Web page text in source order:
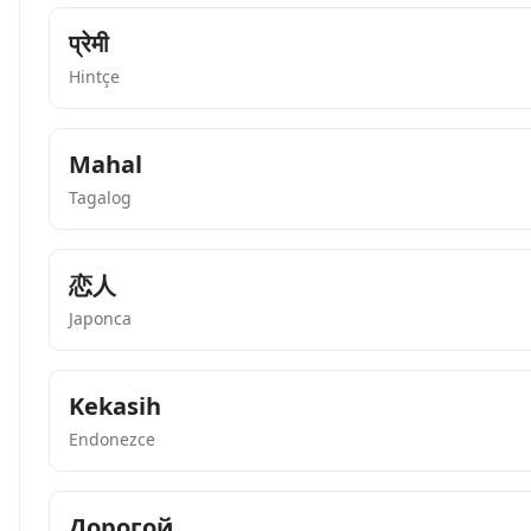
प्रेमी
Hintçe
Mahal
Tagalog
恋人
Japonca
Kekasih
Endonezce